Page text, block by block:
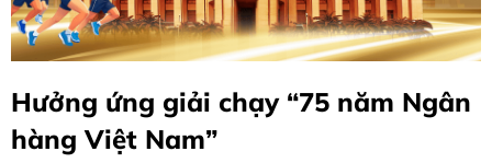
Hưởng ứng giải chạy “75 năm Ngân
hàng Việt Nam”